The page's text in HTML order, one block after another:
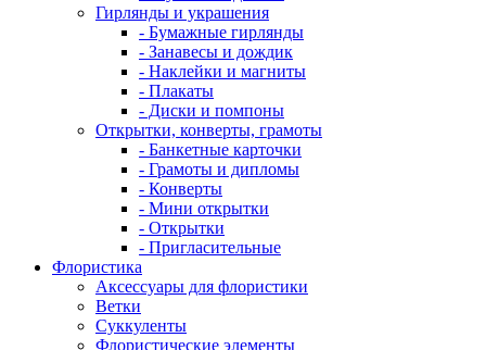
Гирлянды и украшения
- Бумажные гирлянды
- Занавесы и дождик
- Наклейки и магниты
- Плакаты
- Диски и помпоны
Открытки, конверты, грамоты
- Банкетные карточки
- Грамоты и дипломы
- Конверты
- Мини открытки
- Открытки
- Пригласительные
Флористика
Аксессуары для флористики
Ветки
Суккуленты
Флористические элементы